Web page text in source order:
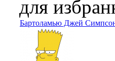
для
Бартоламью Джей